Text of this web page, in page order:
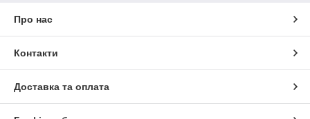
Про нас
Контакти
Доставка та оплата